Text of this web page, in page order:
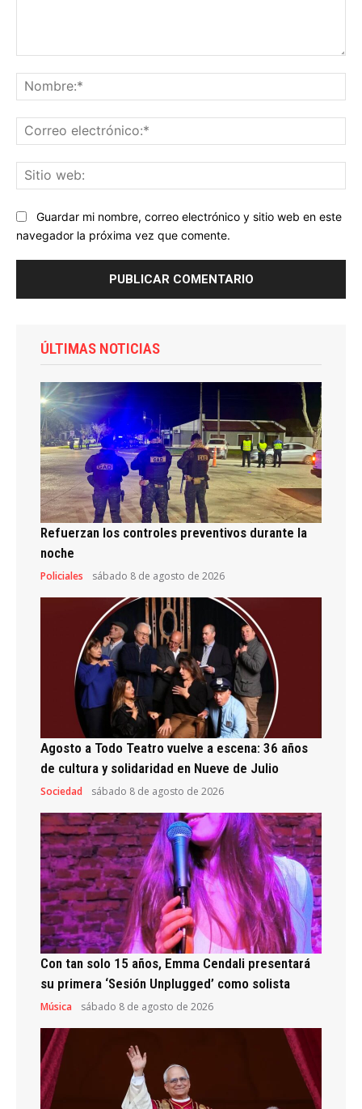
Guardar mi nombre, correo electrónico y sitio web en este
navegador la próxima vez que comente.
ÚLTIMAS NOTICIAS
Refuerzan los controles preventivos durante la
noche
Policiales sábado 8 de agosto de 2026
Agosto a Todo Teatro vuelve a escena: 36 años
de cultura y solidaridad en Nueve de Julio
Sociedad sábado 8 de agosto de 2026
Con tan solo 15 años, Emma Cendali presentará
su primera ‘Sesión Unplugged’ como solista
Música sábado 8 de agosto de 2026